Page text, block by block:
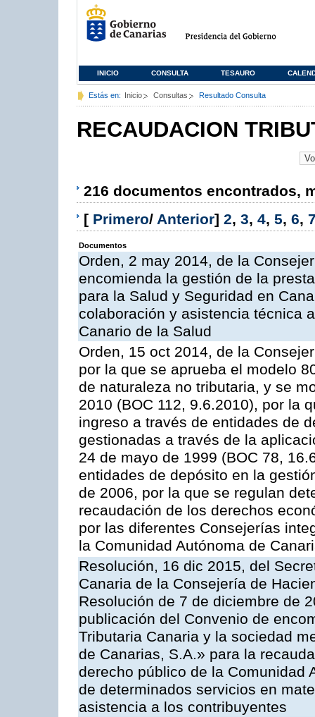
INICIO CONSULTA TESAURO
Estás en: Inicio Consultas Resultado Consulta
RECAUDACION
216 documentos encontrados,
[ Primero/ Anterior] 2, 3, 4, 5, 6,
Documentos
Orden, 2 may 2014, de la
encomienda la gestión de la
para la Salud y Seguridad en
colaboración y asistencia técnica
Canario de la Salud
Orden, 15 oct 2014, de la
por la que se aprueba el modelo
de naturaleza no tributaria, y se
2010 (BOC 112, 9.6.2010), por la
ingreso a través de entidades de
gestionadas a través de la
24 de mayo de 1999 (BOC 78,
entidades de depósito en la
de 2006, por la que se regulan
recaudación de los derechos
por las diferentes Consejerías
la Comunidad Autónoma de
Resolución, 16 dic 2015, del
Canaria de la Consejería de
Resolución de 7 de diciembre de
publicación del Convenio de
Tributaria Canaria y la sociedad
de Canarias, S.A.» para la
derecho público de la Comunidad
de determinados servicios en
asistencia a los contribuyentes